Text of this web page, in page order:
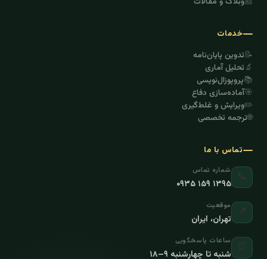
خدمات
📝تدوین پایان‌نامه
🔬تحلیل آماری
📚پروپوزال‌نویسی
🎯آماده‌سازی دفاع
✏️ویرایش و غلط‌گیری
🌐ترجمه تخصصی
تماس با ما
📞 شماره تماس
۰۹۳۵ ۱۵۹ ۱۳۹۵
📍 موقعیت
تهران، ایران
⏰ ساعات پاسخگویی
شنبه تا چهارشنبه ۹–۱۸